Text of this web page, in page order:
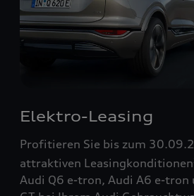
Elektro-Leasing
Profitieren Sie bis zum
attraktiven Leasingkonditionen
Audi Q6 e-tron, Audi A6 e-tron